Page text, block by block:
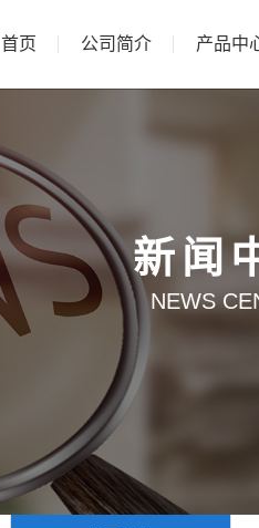
首页 公司简介 产品中
新闻
NEWS